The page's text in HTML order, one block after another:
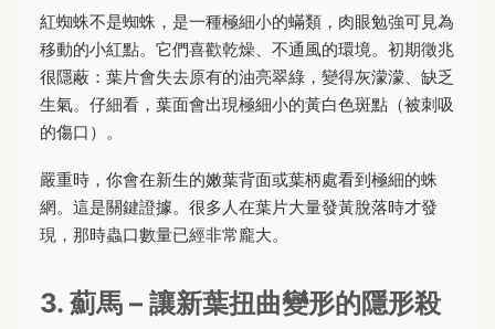
紅蜘蛛不是蜘蛛，是一種極細小的蟎類，肉眼勉強可見為
移動的小紅點。它們喜歡乾燥、不通風的環境。初期徵兆
很隱蔽：葉片會失去原有的油亮翠綠，變得灰濛濛、缺乏
生氣。仔細看，葉面會出現極細小的黃白色斑點（被刺吸
的傷口）。
嚴重時，你會在新生的嫩葉背面或葉柄處看到極細的蛛
網。這是關鍵證據。很多人在葉片大量發黃脫落時才發
現，那時蟲口數量已經非常龐大。
3. 薊馬 – 讓新葉扭曲變形的隱形殺